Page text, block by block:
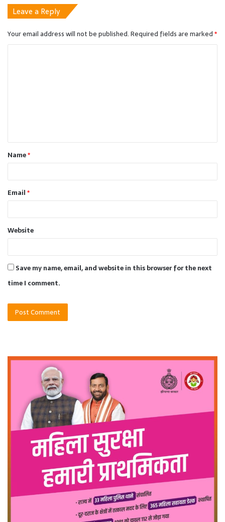
Leave a Reply
Your email address will not be published.Required fields are marked*
t
*Name*
Email*
Website
Save my name, email, and website in this browser for the next
time I comment.